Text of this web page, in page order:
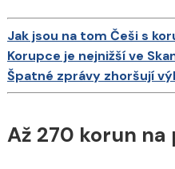
Jak jsou na tom Češi s
Korupce je nejnižší ve
Špatné zprávy zhoršují
Až 270 korun